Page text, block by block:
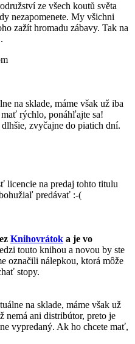
ze všech koutů světa
nezapomenete. My všichni
zažít hromadu zábavy. Tak na
na sklade, máme však už iba
rýchlo, ponáhľajte sa!
zvyčajne do piatich dní.
licencie na predaj tohto titulu
predávať :-(
Knihovrátok a je vo
touto knihou a novou by ste
označili nálepkou, ktorá môže
stopy.
na sklade, máme však už
nemá ani distribútor, preto je
vypredaný. Ak ho chcete mať,